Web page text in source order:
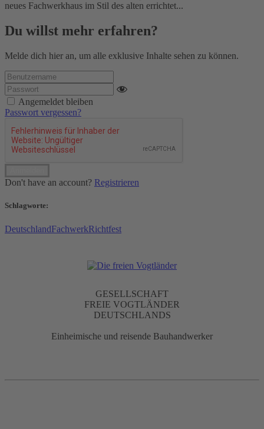
neues Fachwerkhaus im Stil des alten errichtet...
Du willst mehr erfahren?
Melde dich hier an, um alle exklusive Inhalte sehen zu können.
Angemeldet bleiben
Passwort vergessen?
Don't have an account? Registrieren
Schlagworte:
DeutschlandFachwerkRichtfest
GESELLSCHAFT
FREIE VOGTLÄNDER
DEUTSCHLANDS
Einheimische und reisende Bauhandwerker